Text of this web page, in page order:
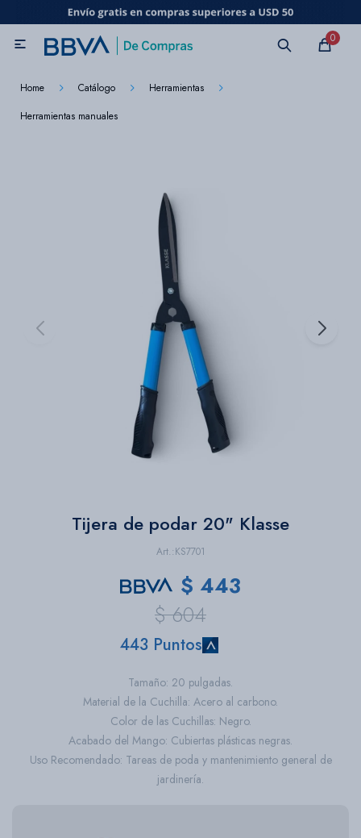
0

Home Catálogo
Herramientas
Herramientas manuales
Tijera de podar 20" Klasse
KS7701
$ 443
$ 604
443 Puntos
Tamaño: 20 pulgadas.
Material de la Cuchilla: Acero al carbono.
Color de las Cuchillas: Negro.
Acabado del Mango: Cubiertas plásticas negras.
Uso Recomendado: Tareas de poda y mantenimiento general de
jardinería.
MI CUENTA